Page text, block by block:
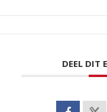
DEEL DIT